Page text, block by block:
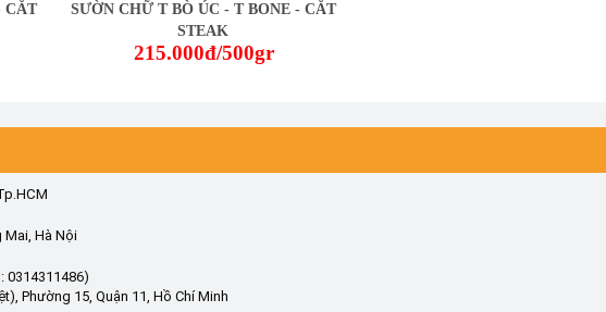
CẮT
SƯỜN CHỮ T BÒ ÚC - T BONE - CẮT
STEAK
215.000đ/500gr
Mai, Hà Nội
0314311486)
Phường 15, Quận 11, Hồ Chí Minh